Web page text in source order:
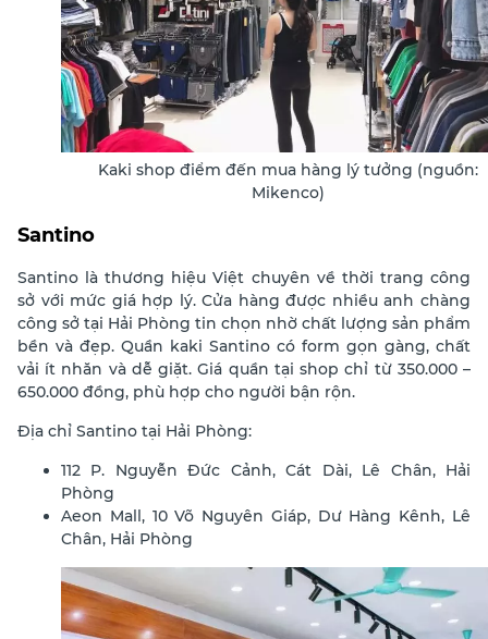
Kaki shop điểm đến mua hàng lý tưởng (nguồn:
Mikenco)
Santino
Santino là thương hiệu Việt chuyên về thời trang công
sở với mức giá hợp lý. Cửa hàng được nhiều anh chàng
công sở tại Hải Phòng tin chọn nhờ chất lượng sản phẩm
bền và đẹp. Quần kaki Santino có form gọn gàng, chất
vải ít nhăn và dễ giặt. Giá quần tại shop chỉ từ 350.000 –
650.000 đồng, phù hợp cho người bận rộn.
Địa chỉ Santino tại Hải Phòng:
112 P. Nguyễn Đức Cảnh, Cát Dài, Lê Chân, Hải
Phòng
Aeon Mall, 10 Võ Nguyên Giáp, Dư Hàng Kênh, Lê
Chân, Hải Phòng